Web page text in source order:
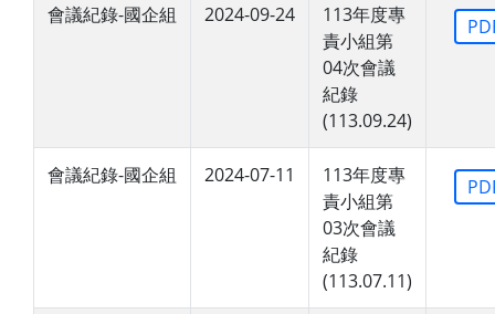
會議紀錄-國企組 2024-09-24
113年度專
責小組第
04次會議
紀錄
(113.09.24)
會議紀錄-國企組 2024-07-11
113年度專
責小組第
03次會議
紀錄
(113.07.11)